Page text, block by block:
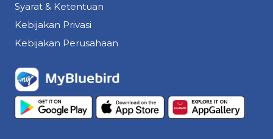
Syarat & Ketentuan
Kebijakan Privasi
Kebijakan Perusahaan